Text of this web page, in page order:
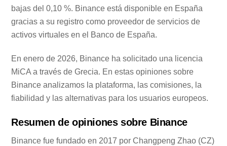
bajas del 0,10 %. Binance está disponible en España
gracias a su registro como proveedor de servicios de
activos virtuales en el Banco de España.
En enero de 2026, Binance ha solicitado una licencia
MiCA a través de Grecia. En estas opiniones sobre
Binance analizamos la plataforma, las comisiones, la
fiabilidad y las alternativas para los usuarios europeos.
Resumen de opiniones sobre Binance
Binance fue fundado en 2017 por Changpeng Zhao (CZ)